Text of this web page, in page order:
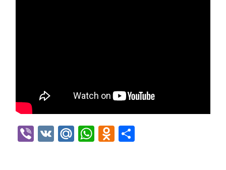
Viber
VK Mail.Ru
WhatsApp
Odnoklassniki